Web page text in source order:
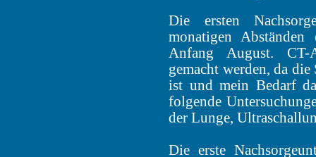
Die ersten
monatigen
Anfang August.
gemacht werden, da
ist und mein Bedarf
folgende
der Lunge,
Die erste